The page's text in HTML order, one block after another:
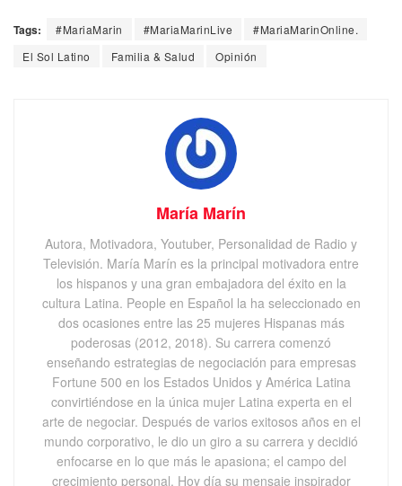
Tags: #MariaMarin #MariaMarinLive
#MariaMarinOnline.
El Sol Latino
Familia & Salud Opinión
María Marín
Autora, Motivadora, Youtuber, Personalidad de Radio y
Televisión. María Marín es la principal motivadora entre
los hispanos y una gran embajadora del éxito en la
cultura Latina. People en Español la ha seleccionado en
dos ocasiones entre las 25 mujeres Hispanas más
poderosas (2012, 2018). Su carrera comenzó
enseñando estrategias de negociación para empresas
Fortune 500 en los Estados Unidos y América Latina
convirtiéndose en la única mujer Latina experta en el
arte de negociar. Después de varios exitosos años en el
mundo corporativo, le dio un giro a su carrera y decidió
enfocarse en lo que más le apasiona; el campo del
crecimiento personal. Hoy día su mensaje inspirador